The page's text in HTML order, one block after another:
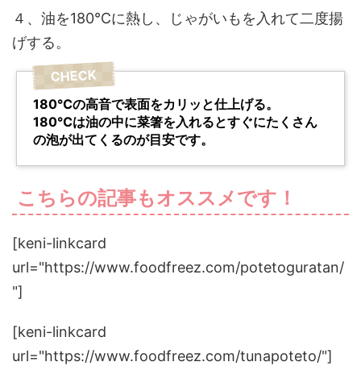
４、油を180℃に熱し、じゃがいもを入れて二度揚
げする。
180℃の高音で表面をカリッと仕上げる。
180℃は油の中に菜箸を入れるとすぐにたくさん
の泡が出てくるのが目安です。
こちらの記事もオススメです！
[keni-linkcard
url="https://www.foodfreez.com/potetoguratan/
"]
[keni-linkcard
url="https://www.foodfreez.com/tunapoteto/"]